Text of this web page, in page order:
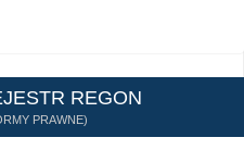
REGON
PRAWNE)